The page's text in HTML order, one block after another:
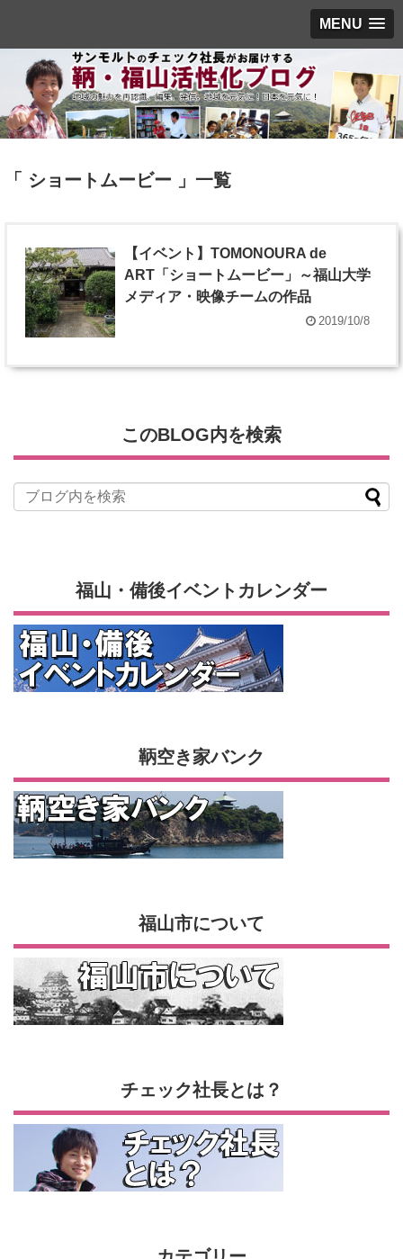
MENU
「 ショートムービー 」一覧
【イベント】TOMONOURA de
ART「ショートムービー」～福山大学
メディア・映像チームの作品
2019/10/8
このBLOG内を検索
福山・備後イベントカレンダー
鞆空き家バンク
福山市について
チェック社長とは？